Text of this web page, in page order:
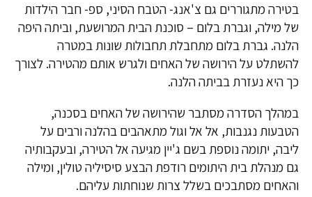
בטירה מתגוררים גם צ'אנג- הטבח הסיני, ספ- חבר הילדות
של מילה, וגברת בלום – סוכנת הבית המרושעת, וביתה היפה
הלנה. גברת בלום מתחבלת תחבולות שונות במטרה
להשתלט על הירושה של האחים ולגרש אותם מהטירה. לצורך
כך היא נעזרת בביתה הלנה.
במהלך הסדרה מסתבר שהירושה של האחים בסכנה,
הטבעות נגנבות, אל אל וגול מתאהבים בהלנה ורבים על
ליבה, יתומה נוספת בשם ג'יין מגיעה אל הטירה, ובעקבותיה
גם מנהלת בית היתומים רודפת הבצע סיסיליה טולין, ומילה
והאחים מסתבכים בשלל צרות שנוחתות עליהם.